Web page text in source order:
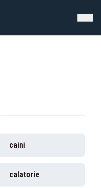
caini
calatorie